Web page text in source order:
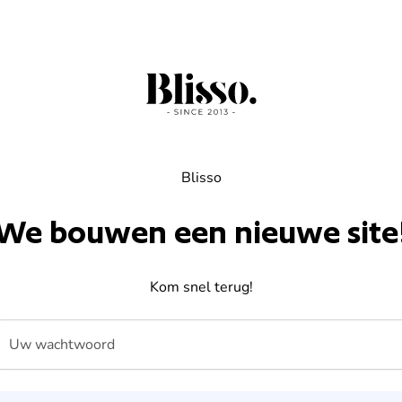
Blisso
bouwen een nieuwe
Kom snel terug!
wachtwoord